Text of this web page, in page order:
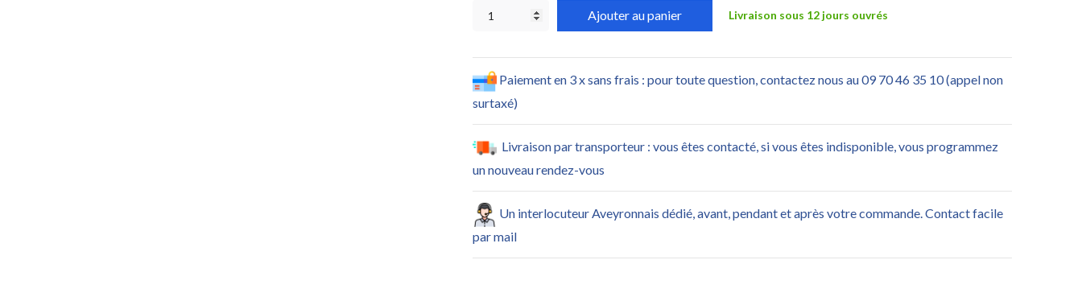
Ajouter au panier Livraison sous 12 jours ouvrés
Paiement en 3 x sans frais : pour toute question, contactez nous au 09 70 46 35 10 (appel non
surtaxé)
Livraison par transporteur : vous êtes contacté, si vous êtes indisponible, vous programmez
un nouveau rendez-vous
Un interlocuteur Aveyronnais dédié, avant, pendant et après votre commande. Contact facile
par mail